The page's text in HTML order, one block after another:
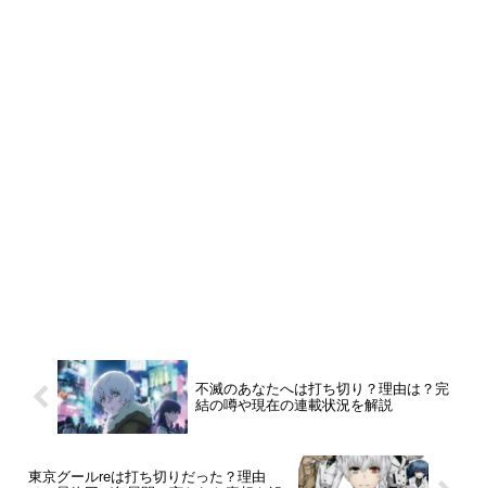
不滅のあなたへは打ち切り？理由は？完
結の噂や現在の連載状況を解説
東京グールreは打ち切りだった？理由